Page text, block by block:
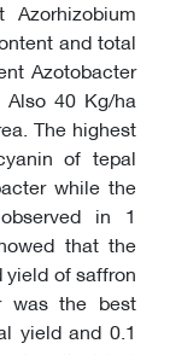
and total
Azotobacter
40 Kg/ha
The highest
of tepal
while the
in 1
that the
of saffron
was the best
yield and 0.1